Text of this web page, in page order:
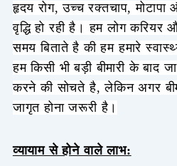
हृदय रोग, उच्च रक्तचाप, मोटापा
वृद्धि हो रही है।हम लोग करियर
समय बिताते है की हम हमारे
हम किसी भी बड़ी बीमारी के बाद
करने की सोचते है, लेकिन अगर
जागृत होना जरूरी है।
व्यायाम से होने वाले लाभ: